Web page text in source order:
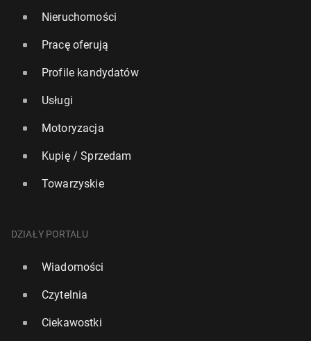
Nieruchomości
Pracę oferują
Profile kandydatów
Usługi
Motoryzacja
Kupię / Sprzedam
Towarzyskie
DZIAŁY PORTALU
Wiadomości
Czytelnia
Ciekawostki